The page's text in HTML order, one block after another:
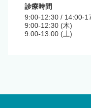
診療時間
9:00-12:30 / 14:00-
9:00-12:30 (木)
9:00-13:00 (土)